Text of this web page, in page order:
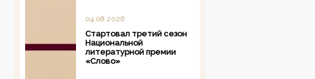
04.08.2026
Стартовал третий сезон
Национальной
литературной премии
«Слово»